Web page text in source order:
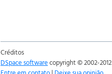
Créditos
DSpace softwarecopyright © 2002-2012